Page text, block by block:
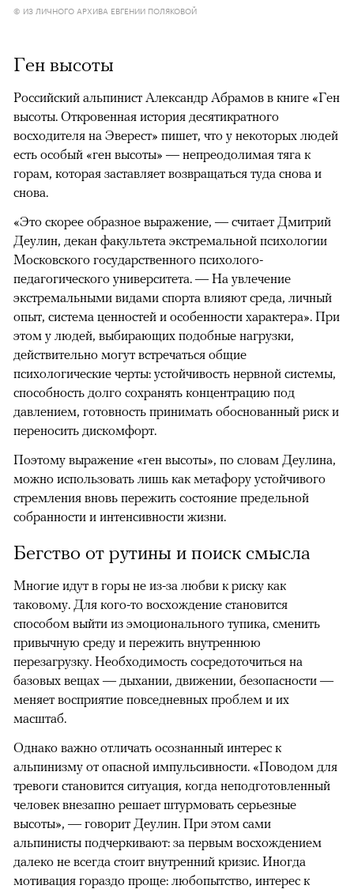
© ИЗ ЛИЧНОГО АРХИВА ЕВГЕНИИ ПОЛЯКОВОЙ
Ген высоты
Российский альпинист Александр Абрамов в книге «Ген
высоты. Откровенная история десятикратного
восходителя на Эверест» пишет, что у некоторых людей
есть особый «ген высоты» — непреодолимая тяга к
горам, которая заставляет возвращаться туда снова и
снова.
«Это скорее образное выражение, — считает Дмитрий
Деулин, декан факультета экстремальной психологии
Московского государственного психолого-
педагогического университета. — На увлечение
экстремальными видами спорта влияют среда, личный
опыт, система ценностей и особенности характера». При
этом у людей, выбирающих подобные нагрузки,
действительно могут встречаться общие
психологические черты: устойчивость нервной системы,
способность долго сохранять концентрацию под
давлением, готовность принимать обоснованный риск и
переносить дискомфорт.
Поэтому выражение «ген высоты», по словам Деулина,
можно использовать лишь как метафору устойчивого
стремления вновь пережить состояние предельной
собранности и интенсивности жизни.
Бегство от рутины и поиск смысла
Многие идут в горы не из-за любви к риску как
таковому. Для кого-то восхождение становится
способом выйти из эмоционального тупика, сменить
привычную среду и пережить внутреннюю
перезагрузку. Необходимость сосредоточиться на
базовых вещах — дыхании, движении, безопасности —
меняет восприятие повседневных проблем и их
масштаб.
Однако важно отличать осознанный интерес к
альпинизму от опасной импульсивности. «Поводом для
тревоги становится ситуация, когда неподготовленный
человек внезапно решает штурмовать серьезные
высоты», — говорит Деулин. При этом сами
альпинисты подчеркивают: за первым восхождением
далеко не всегда стоит внутренний кризис. Иногда
мотивация гораздо проще: любопытство, интерес к